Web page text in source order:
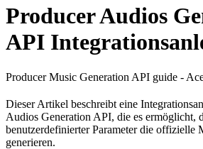
Producer Audios
API
Producer Music Generation API guide -
Dieser Artikel beschreibt eine
Audios Generation API, die es ermöglicht,
benutzerdefinierter Parameter die offizielle
generieren.